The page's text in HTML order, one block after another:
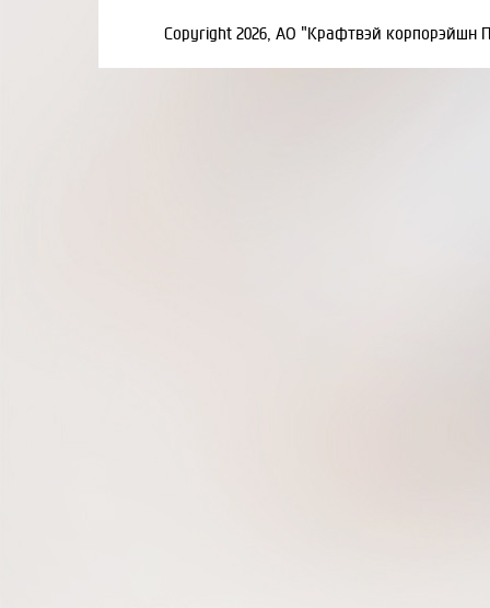
Copyright 2026, АО "Крафтвэй корпорэйшн